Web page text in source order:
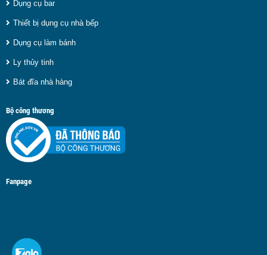
Dụng cụ bar
Thiết bị dụng cụ nhà bếp
Dụng cụ làm bánh
Ly thủy tinh
Bát đĩa nhà hàng
Bộ công thương
Fanpage